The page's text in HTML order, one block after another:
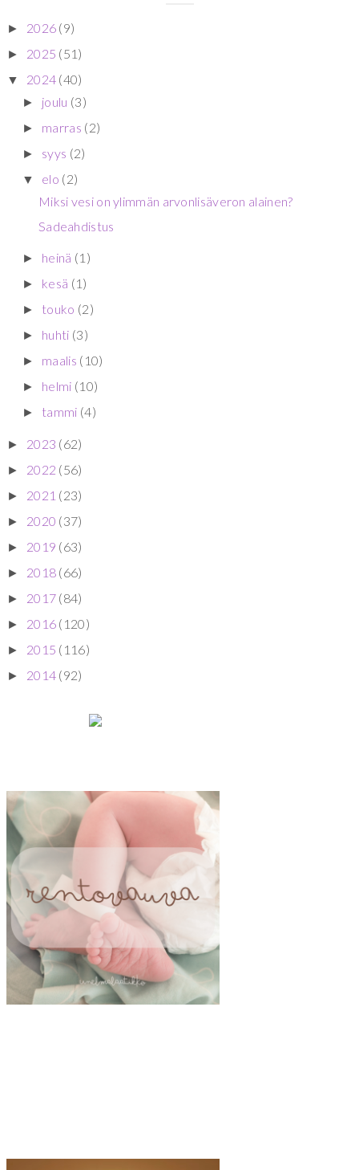
► 2026 (9)
► 2025 (51)
▼ 2024 (40)
► joulu (3)
► marras (2)
► syys (2)
▼ elo (2)
Miksi vesi on ylimmän arvonlisäveron alainen?
Sadeahdistus
► heinä (1)
► kesä (1)
► touko (2)
► huhti (3)
► maalis (10)
► helmi (10)
► tammi (4)
► 2023 (62)
► 2022 (56)
► 2021 (23)
► 2020 (37)
► 2019 (63)
► 2018 (66)
► 2017 (84)
► 2016 (120)
► 2015 (116)
► 2014 (92)